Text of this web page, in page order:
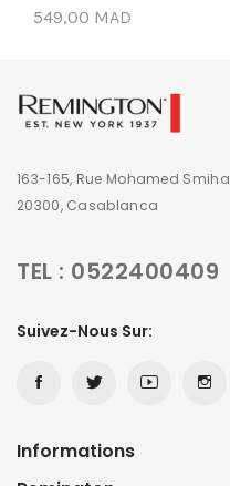
549,00 MAD
163-165, Rue Mohamed Smiha
20300, Casablanca
TEL : 0522400409
Suivez-Nous Sur:
Informations